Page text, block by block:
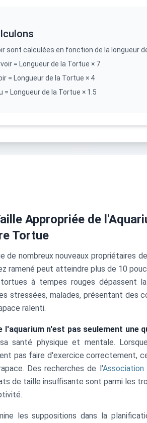
sont calculées en fonction de la longueur
= Longueur de la Tortue × 7
= Longueur de la Tortue × 4
= Longueur de la Tortue × 1.5
Appropriée de
Tortue
de nombreux nouveaux propriétaires
ramené peut atteindre plus de 10
à tempes rouges dépassent
stressées, malades, présentant des
ralenti.
l'aquarium n'est pas seulement une
santé physique et mentale.
pas faire d'exercice correctement,
Des recherches de l'Association
de taille insuffisante sont parmi les
les suppositions dans la